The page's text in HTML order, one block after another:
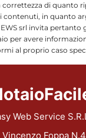
correttezza di quanto
contenuti, in quanto
srl invita pertanto
per avere
al proprio caso
Web Service
Vincenzo Foppa